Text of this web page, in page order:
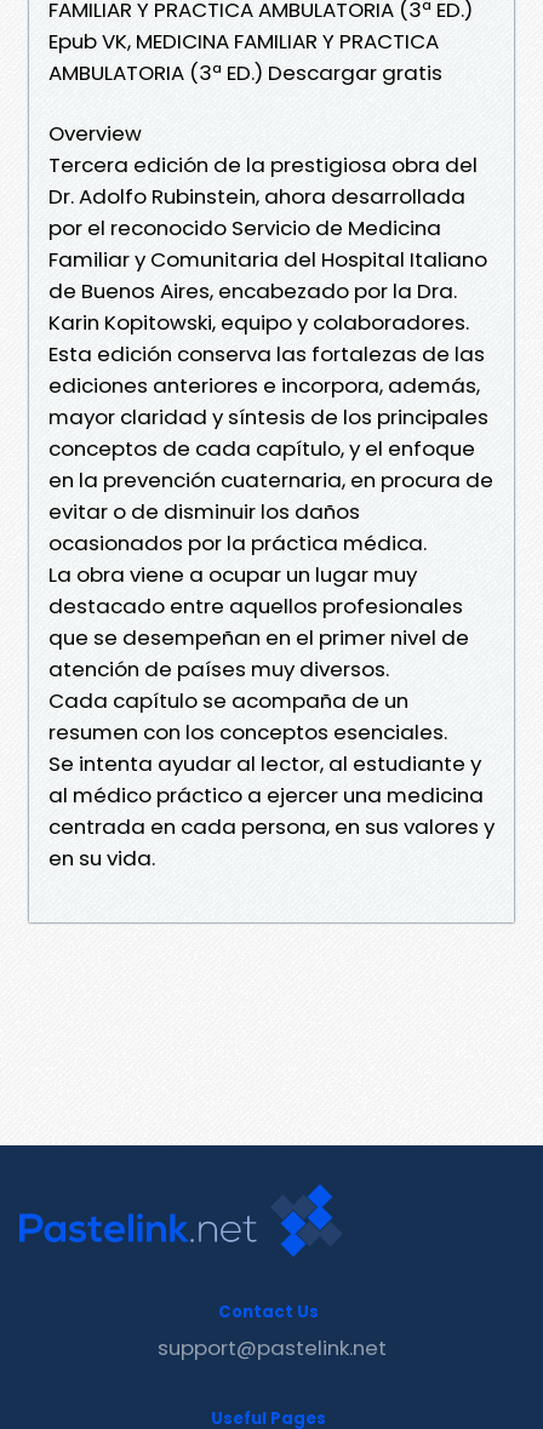
FAMILIAR Y PRACTICA AMBULATORIA (3ª ED.)
Epub VK, MEDICINA FAMILIAR Y PRACTICA
AMBULATORIA (3ª ED.) Descargar gratis
Overview
Tercera edición de la prestigiosa obra del
Dr. Adolfo Rubinstein, ahora desarrollada
por el reconocido Servicio de Medicina
Familiar y Comunitaria del Hospital Italiano
de Buenos Aires, encabezado por la Dra.
Karin Kopitowski, equipo y colaboradores.
Esta edición conserva las fortalezas de las
ediciones anteriores e incorpora, además,
mayor claridad y síntesis de los principales
conceptos de cada capítulo, y el enfoque
en la prevención cuaternaria, en procura de
evitar o de disminuir los daños
ocasionados por la práctica médica.
La obra viene a ocupar un lugar muy
destacado entre aquellos profesionales
que se desempeñan en el primer nivel de
atención de países muy diversos.
Cada capítulo se acompaña de un
resumen con los conceptos esenciales.
Se intenta ayudar al lector, al estudiante y
al médico práctico a ejercer una medicina
centrada en cada persona, en sus valores y
en su vida.
Contact Us
support@pastelink.net
Useful Pages